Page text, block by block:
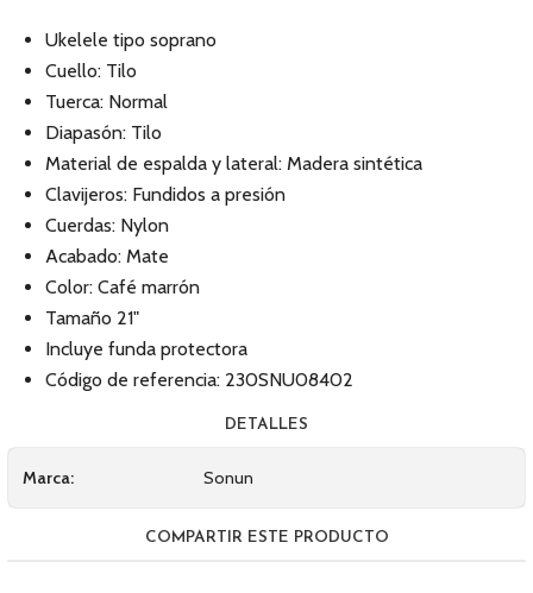
Ukelele tipo soprano
Cuello: Tilo
Tuerca: Normal
Diapasón: Tilo
Material de espalda y lateral: Madera sintética
Clavijeros: Fundidos a presión
Cuerdas: Nylon
Acabado: Mate
Color: Café marrón
Tamaño 21"
Incluye funda protectora
Código de referencia: 230SNU08402
DETALLES
Marca: Sonun
COMPARTIR ESTE PRODUCTO